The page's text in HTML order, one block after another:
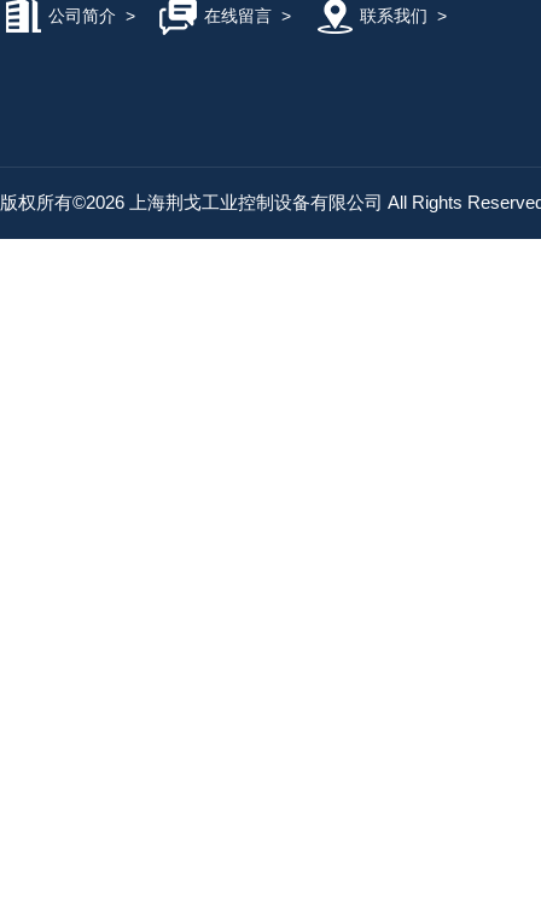
公司简介 > 在线留言> 联系我们 >
版权所有©2026 上海荆戈工业控制设备有限公司 All Rights